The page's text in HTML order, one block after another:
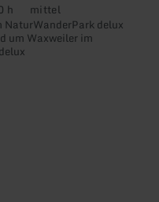
h Anforderung:
mittel
NaturWanderPark delux
um Waxweiler im